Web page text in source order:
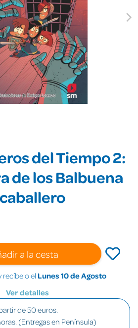
del Tiempo 2:
de los Balbuena
a la cesta
recíbelo el Lunes 10 de Agosto
Ver detalles
de 50 euros.
(Entregas en Península)